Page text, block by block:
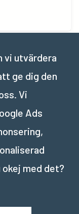
vi utvärdera
ge dig den
Vi
Ads
okej med det?